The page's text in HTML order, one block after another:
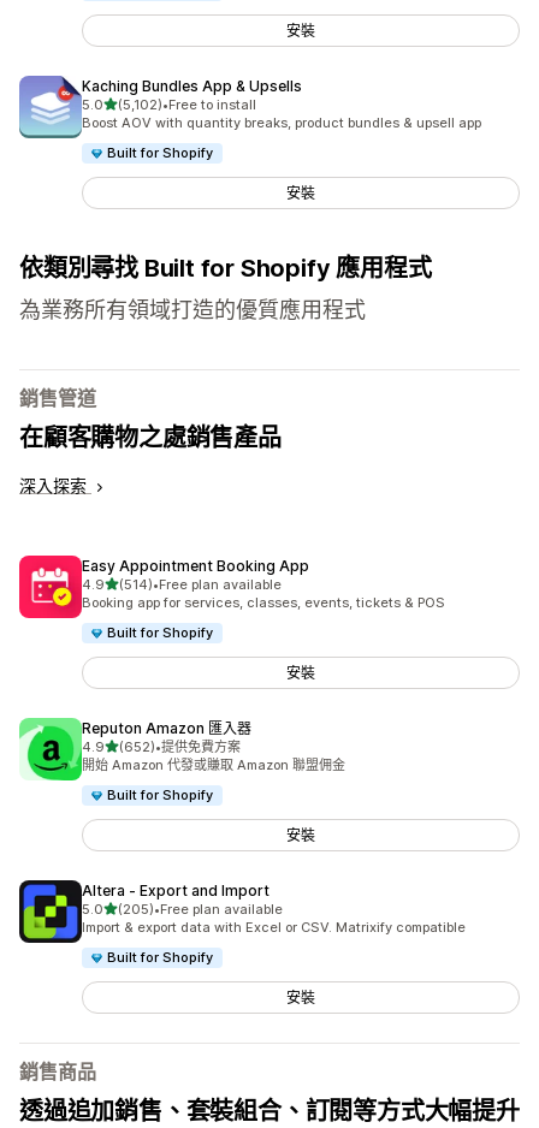
安裝
Kaching Bundles App & Upsells
5.0滿分 5 顆星
(5,102)
共有 5102 則評價
•Free to install
Boost AOV with quantity breaks, product bundles & upsell app
Built for Shopify
安裝
依類別尋找 Built for Shopify 應用程式
為業務所有領域打造的優質應用程式
銷售管道
在顧客購物之處銷售產品
深入探索
Easy Appointment Booking App
4.9滿分 5 顆星
(514)
共有 514 則評價
•Free plan available
Booking app for services, classes, events, tickets & POS
Built for Shopify
安裝
Reputon Amazon 匯入器
4.9滿分 5 顆星
(652)
共有 652 則評價
•提供免費方案
開始 Amazon 代發或賺取 Amazon 聯盟佣金
Built for Shopify
安裝
Altera ‑ Export and Import
5.0滿分 5 顆星
(205)
共有 205 則評價
•Free plan available
Import & export data with Excel or CSV. Matrixify compatible
Built for Shopify
安裝
銷售商品
透過追加銷售、套裝組合、訂閱等方式大幅提升